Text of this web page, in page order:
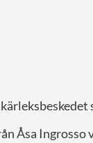
Åsa Ingrosso